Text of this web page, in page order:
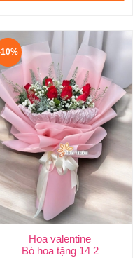
Hoa valentine
Bó hoa tặng 14 2